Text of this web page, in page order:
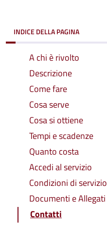
INDICE DELLA PAGINA
A chi è rivolto
Descrizione
Come fare
Cosa serve
Cosa si ottiene
Tempi e scadenze
Quanto costa
Accedi al servizio
Condizioni di servizio
Documenti e Allegati
Contatti